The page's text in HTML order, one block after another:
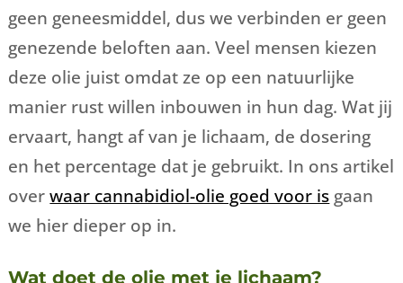
geen geneesmiddel, dus we verbinden er geen
genezende beloften aan. Veel mensen kiezen
deze olie juist omdat ze op een natuurlijke
manier rust willen inbouwen in hun dag. Wat jij
ervaart, hangt af van je lichaam, de dosering
en het percentage dat je gebruikt. In ons artikel
overwaar cannabidiol-olie goed voor is gaan
we hier dieper op in.
Wat doet de olie met je lichaam?